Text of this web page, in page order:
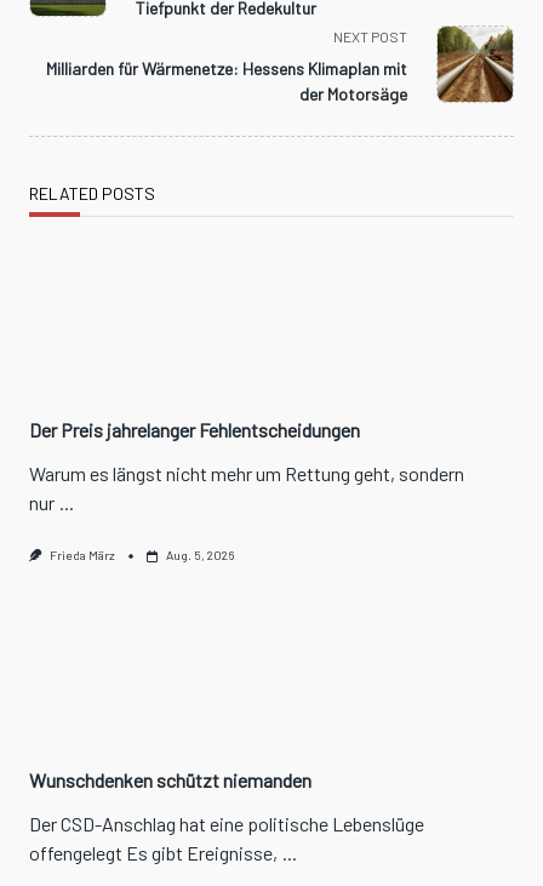
subtitle
reader-
Tiefpunkt der Redekultur
NEXT POST
Milliarden für Wärmenetze: Hessens Klimaplan mit
der Motorsäge
RELATED POSTS
Der Preis jahrelanger Fehlentscheidungen
Warum es längst nicht mehr um Rettung geht, sondern
nur ...
Frieda März Aug. 5, 2026
Wunschdenken schützt niemanden
Der CSD-Anschlag hat eine politische Lebenslüge
offengelegt Es gibt Ereignisse,